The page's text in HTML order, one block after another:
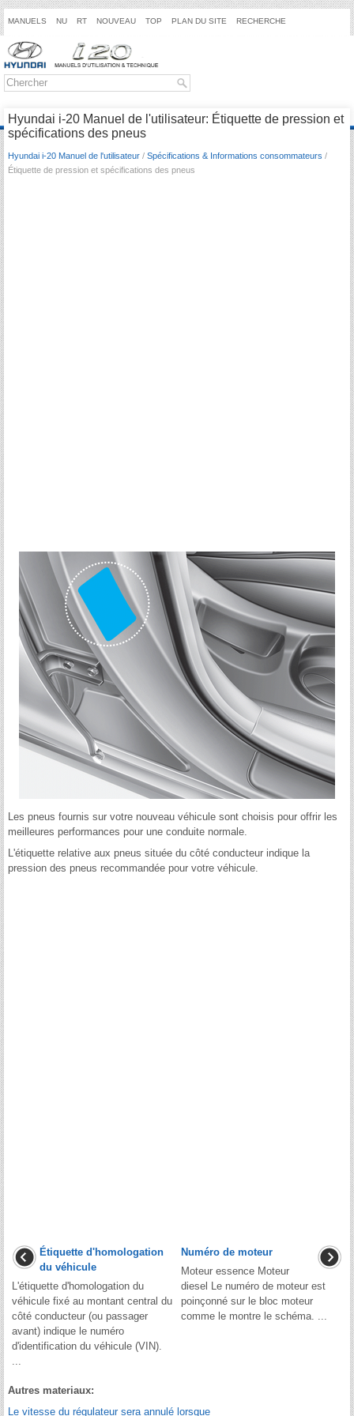
MANUELS NU RT NOUVEAU TOP PLAN DU SITE RECHERCHE
Hyundai i-20 Manuel de l'utilisateur: Étiquette de pression et
spécifications des pneus
Hyundai i-20 Manuel de l'utilisateur / Spécifications & Informations consommateurs /
Étiquette de pression et spécifications des pneus
Les pneus fournis sur votre nouveau véhicule sont choisis pour offrir les
meilleures performances pour une conduite normale.
L'étiquette relative aux pneus située du côté conducteur indique la
pression des pneus recommandée pour votre véhicule.
Étiquette d'homologation
du véhicule
L'étiquette d'homologation du
véhicule fixé au montant central du
côté conducteur (ou passager
avant) indique le numéro
d'identification du véhicule (VIN).
...
Numéro de moteur
Moteur essence Moteur
diesel Le numéro de moteur est
poinçonné sur le bloc moteur
comme le montre le schéma. ...
Autres materiaux:
Le vitesse du régulateur sera annulé lorsque